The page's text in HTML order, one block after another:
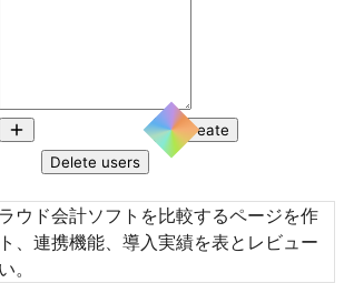
Create
Delete users
ウド会計ソフトを比較するページを作
、連携機能、導入実績を表とレビュー
。